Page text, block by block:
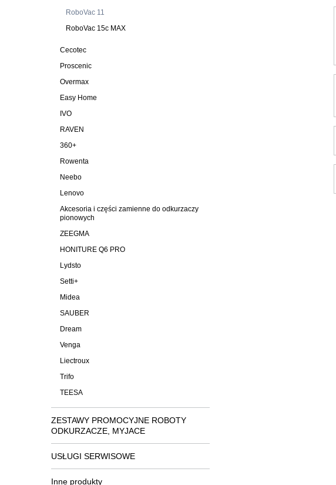
RoboVac 11
RoboVac 15c MAX
Cecotec
Proscenic
Overmax
Easy Home
IVO
RAVEN
360+
Rowenta
Neebo
Lenovo
Akcesoria i części zamienne do odkurzaczy
pionowych
ZEEGMA
HONITURE Q6 PRO
Lydsto
Setti+
Midea
SAUBER
Dream
Venga
Liectroux
Trifo
TEESA
ZESTAWY PROMOCYJNE ROBOTY
ODKURZACZE, MYJACE
USŁUGI SERWISOWE
Inne produkty